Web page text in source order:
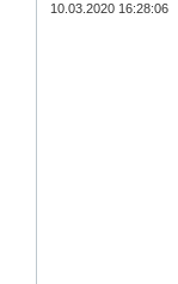
10.03.2020 16:28:06